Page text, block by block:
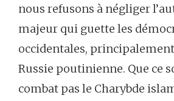
nous refusons à négliger
majeur qui guette les
occidentales,
Russie poutinienne. Que ce
combat pas le Charybde